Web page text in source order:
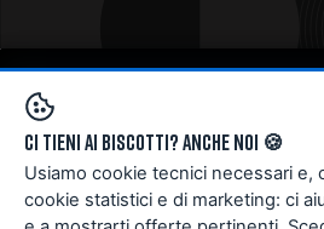
Copyright © 2024
Ci tieni ai biscotti? Anche noi 🍪
Usiamo cookie tecnici necessari e,
cookie statistici e di marketing: ci